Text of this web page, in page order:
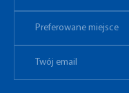
Preferowane miejsce